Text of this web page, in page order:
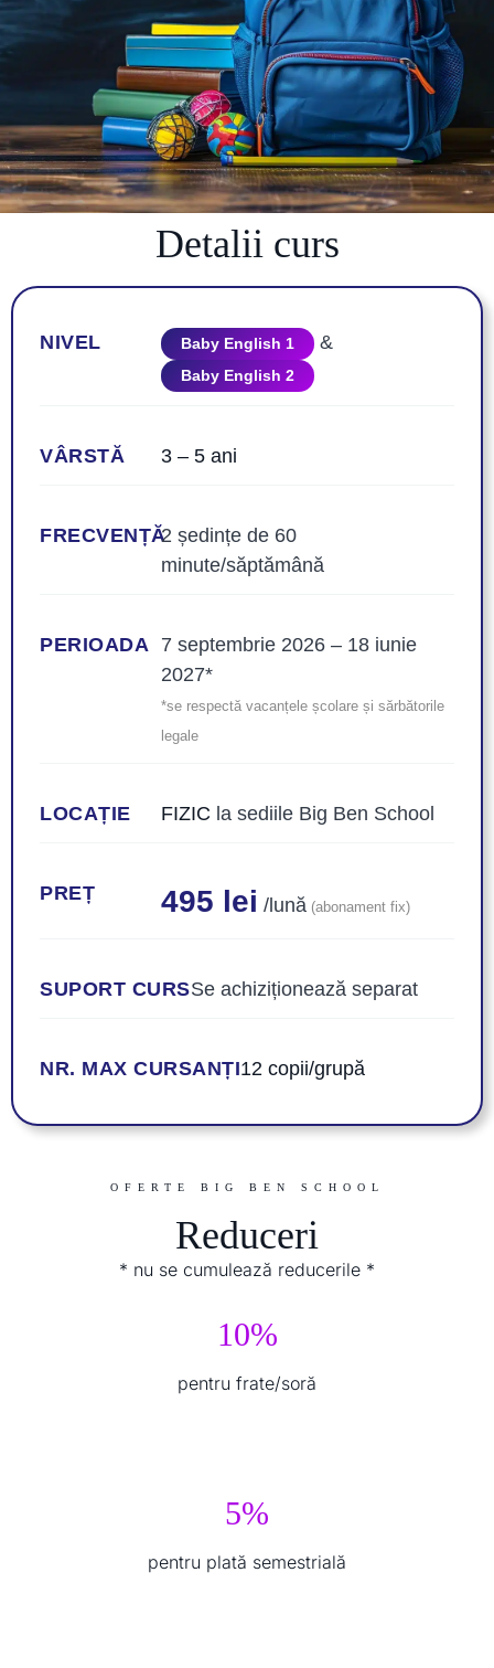
Detalii curs
NIVEL Baby English 1 &
Baby English 2
VÂRSTĂ 3 – 5 ani
FRECVENȚĂ2 ședințe de 60
minute/săptămână
PERIOADA 7 septembrie 2026 – 18 iunie
2027*
*se respectă vacanțele școlare și sărbătorile
legale
LOCAȚIE FIZIC la sediile Big Ben School
PREȚ 495 lei /lună (abonament fix)
SUPORT CURSSe achiziționează separat
NR. MAX CURSANȚI12 copii/grupă
OFERTE BIG BEN SCHOOL
Reduceri
* nu se cumulează reducerile *
10%
pentru frate/soră
5%
pentru plată semestrială